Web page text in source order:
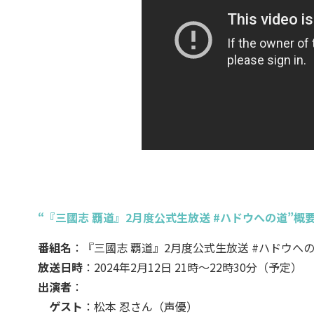
“『三國志 覇道』2月度公式生放送 #ハドウへの道”概
番組名 ：『三國志 覇道』2月度公式生放送 #ハドウへ
放送日時：2024年2月12日 21時～22時30分（予定）
出演者：
ゲスト ：松本 忍さん（声優）